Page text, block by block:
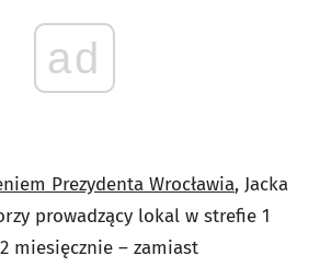
ad
Prezydenta Wrocławia, Jacka
prowadzący lokal w strefie 1
miesięcznie – zamiast